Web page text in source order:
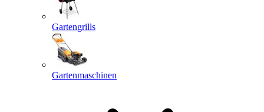
Gartengrills
Gartenmaschinen